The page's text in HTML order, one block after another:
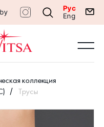
Рус
Eng
коллекция
Трусы